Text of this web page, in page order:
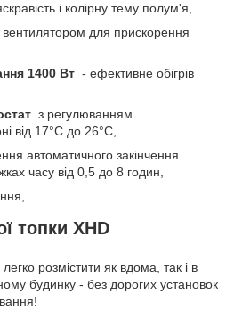
розмістити як вдома, так і в
будинку - без дорогих установок
топки XHD
і колірну тему полум'я,
вентилятором для прискорення
1400 Вт - ефективне обігрів
з регулюванням
від 17°С до 26°С,
автоматичного закінчення
часу від 0,5 до 8 годин,